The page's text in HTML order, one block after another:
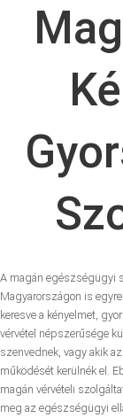
A magán egészségügyi
Magyarországon is
keresve a kényelmet,
vérvétel népszerűsége
szenvednek, vagy akik
működését kerülnék el.
magán vérvételi
meg az egészségügyi